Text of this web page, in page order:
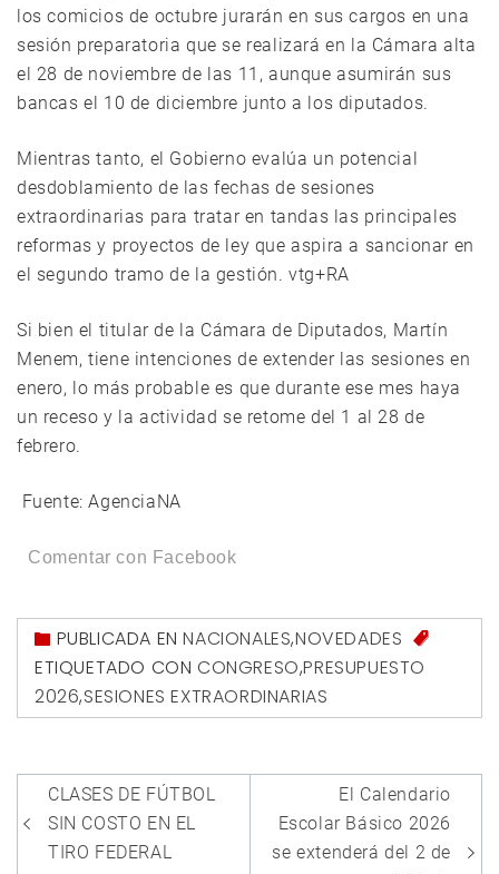
los comicios de octubre jurarán en sus cargos en una
sesión preparatoria que se realizará en la Cámara alta
el 28 de noviembre de las 11, aunque asumirán sus
bancas el 10 de diciembre junto a los diputados.
Mientras tanto, el Gobierno evalúa un potencial
desdoblamiento de las fechas de sesiones
extraordinarias para tratar en tandas las principales
reformas y proyectos de ley que aspira a sancionar en
el segundo tramo de la gestión. vtg+RA
Si bien el titular de la Cámara de Diputados, Martín
Menem, tiene intenciones de extender las sesiones en
enero, lo más probable es que durante ese mes haya
un receso y la actividad se retome del 1 al 28 de
febrero.
Fuente: AgenciaNA
Comentar con Facebook
PUBLICADA ENNACIONALES,NOVEDADES
ETIQUETADO CON CONGRESO,PRESUPUESTO
2026,SESIONES EXTRAORDINARIAS
Navegación
de
CLASES DE FÚTBOL
SIN COSTO EN EL
TIRO FEDERAL
El Calendario
Escolar Básico 2026
se extenderá del 2 de